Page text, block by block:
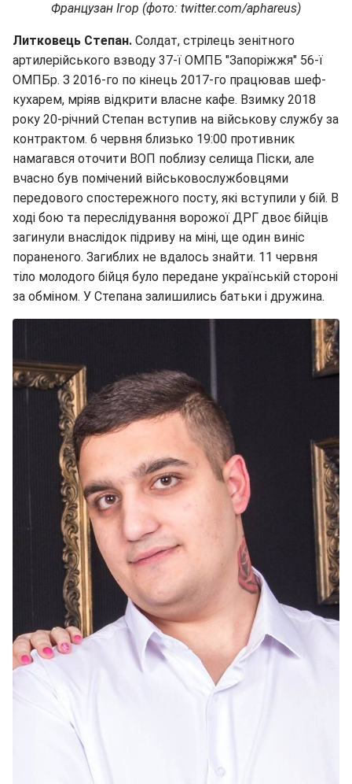
Французан Ігор (фото: twitter.com/aphareus)
Литковець Степан. Солдат, стрілець зенітного
артилерійського взводу 37-ї ОМПБ "Запоріжжя" 56-ї
ОМПБр. З 2016-го по кінець 2017-го працював шеф-
кухарем, мріяв відкрити власне кафе. Взимку 2018
року 20-річний Степан вступив на військову службу за
контрактом. 6 червня близько 19:00 противник
намагався оточити ВОП поблизу селища Піски, але
вчасно був помічений військовослужбовцями
передового спостережного посту, які вступили у бій. В
ході бою та переслідування ворожої ДРГ двоє бійців
загинули внаслідок підриву на міні, ще один виніс
пораненого. Загиблих не вдалось знайти. 11 червня
тіло молодого бійця було передане українській стороні
за обміном. У Степана залишились батьки і дружина.